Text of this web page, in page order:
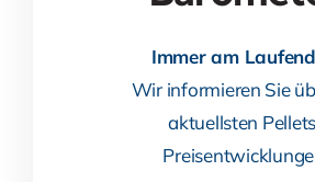
Immer am
Wir informieren Sie
aktuellsten